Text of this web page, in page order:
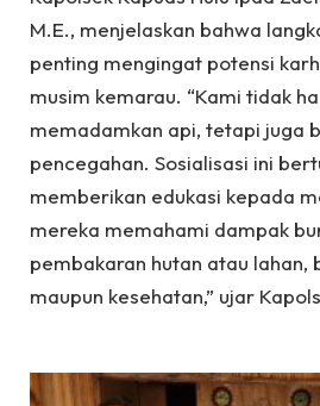
M.E., menjelaskan bahwa
penting mengingat potensi
musim kemarau. “Kami tidak
memadamkan api, tetapi juga
pencegahan. Sosialisasi ini
memberikan edukasi kepada
mereka memahami dampak
pembakaran hutan atau lahan,
maupun kesehatan,” ujar